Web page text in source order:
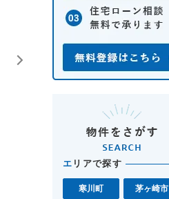
エ リアで探す
寒川町 茅ヶ崎市